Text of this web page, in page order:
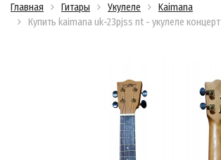
Главная Гитары Укулеле
Kaimana
Купить kaimana uk-23pjss nt - укулеле концерт